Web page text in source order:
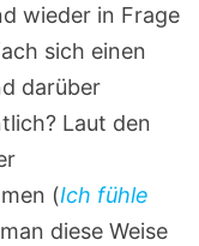
wieder in Frage
sich einen
darüber
Laut den
(Ich fühle
diese Weise